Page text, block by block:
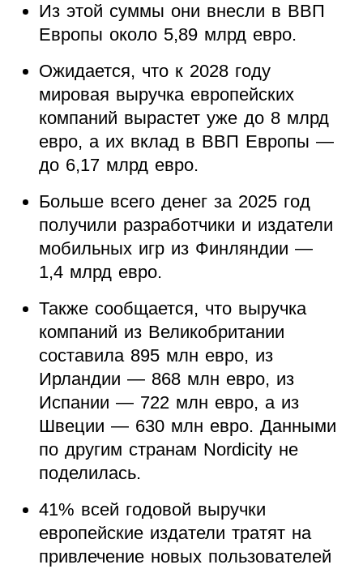
Из этой суммы они внесли в ВВП
Европы около 5,89 млрд евро.
Ожидается, что к 2028 году
мировая выручка европейских
компаний вырастет уже до 8 млрд
евро, а их вклад в ВВП Европы —
до 6,17 млрд евро.
Больше всего денег за 2025 год
получили разработчики и издатели
мобильных игр из Финляндии —
1,4 млрд евро.
Также сообщается, что выручка
компаний из Великобритании
составила 895 млн евро, из
Ирландии — 868 млн евро, из
Испании — 722 млн евро, а из
Швеции — 630 млн евро. Данными
по другим странам Nordicity не
поделилась.
41% всей годовой выручки
европейские издатели тратят на
привлечение новых пользователей